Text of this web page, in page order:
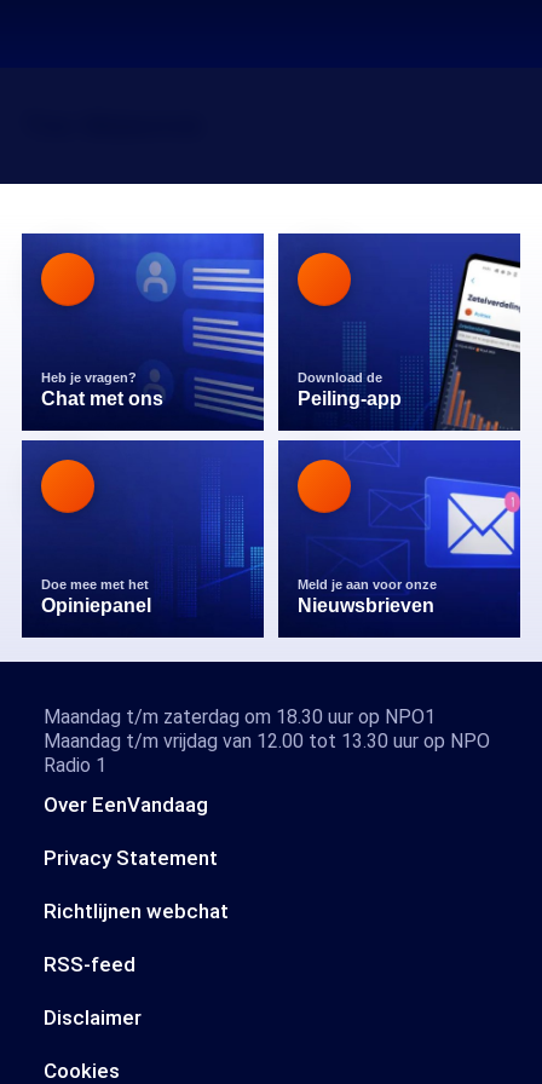
Heb je vragen?
Chat met ons
Download de
Peiling-app
Doe mee met het
Opiniepanel
Meld je aan voor onze
Nieuwsbrieven
Over EenVandaag
Privacy Statement
Richtlijnen webchat
RSS-feed
Disclaimer
Cookies
Maandag t/m zaterdag om 18.30 uur op NPO1
Maandag t/m vrijdag van 12.00 tot 13.30 uur op NPO
Radio 1